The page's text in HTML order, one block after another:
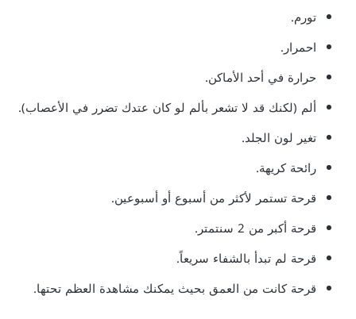
تورم.
احمرار.
حرارة في أحد الأماكن.
ألم (لكنك قد لا تشعر بألم لو كان عتدك تضرر في الأعصاب).
تغير لون الجلد.
رائحة كريهة.
قرحة تستمر لأكثر من أسبوع أو أسبوعين.
قرحة أكبر من 2 سنتمتر.
قرحة لم تبدأ بالشفاء سريعاً.
قرحة كانت من العمق بحيث يمكنك مشاهدة العظم تحتها.